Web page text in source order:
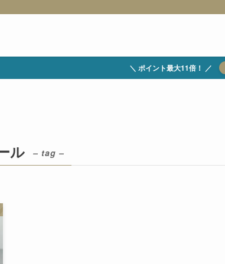
＼ ポイント最大11倍！ ／
ル – tag –